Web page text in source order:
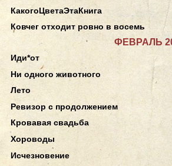
КакогоЦветаЭтаКнига
Ковчег отходит ровно в восемь
ФЕВРАЛЬ
Иди*от
Ни одного животного
Лето
Ревизор с продолжением
Кровавая свадьба
Хороводы
Исчезновение